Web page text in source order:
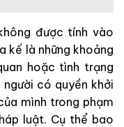
được tính vào
kế là những khoảng
hoặc tình trạng
có quyền khởi
mình trong phạm
luật. Cụ thể bao